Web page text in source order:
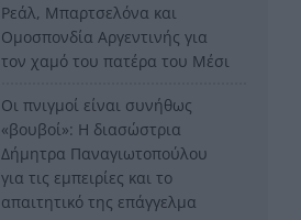
Ρεάλ, Μπαρτσελόνα και
Ομοσπονδία Αργεντινής για
τον χαμό του πατέρα του Μέσι
Οι πνιγμοί είναι συνήθως
«βουβοί»: Η διασώστρια
Δήμητρα Παναγιωτοπούλου
για τις εμπειρίες και το
απαιτητικό της επάγγελμα